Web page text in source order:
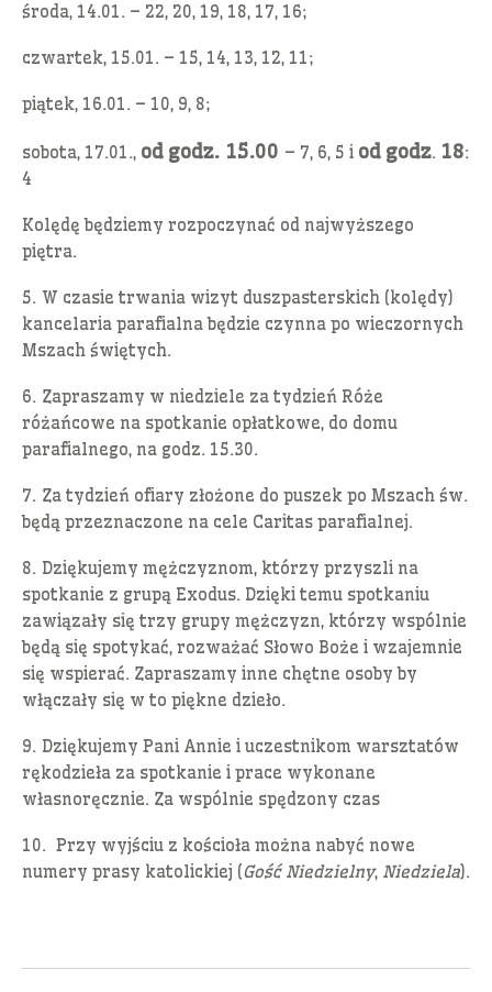
środa, 14.01. – 22, 20, 19, 18, 17, 16;
czwartek, 15.01. – 15, 14, 13, 12, 11;
piątek, 16.01. – 10, 9, 8;
sobota, 17.01., od godz. 15.00 – 7, 6, 5 i od godz. 18:
4
Kolędę będziemy rozpoczynać od najwyższego
piętra.
5. W czasie trwania wizyt duszpasterskich (kolędy)
kancelaria parafialna będzie czynna po wieczornych
Mszach świętych.
6. Zapraszamy w niedziele za tydzień Róże
różańcowe na spotkanie opłatkowe, do domu
parafialnego, na godz. 15.30.
7. Za tydzień ofiary złożone do puszek po Mszach św.
będą przeznaczone na cele Caritas parafialnej.
8. Dziękujemy mężczyznom, którzy przyszli na
spotkanie z grupą Exodus. Dzięki temu spotkaniu
zawiązały się trzy grupy mężczyzn, którzy wspólnie
będą się spotykać, rozważać Słowo Boże i wzajemnie
się wspierać. Zapraszamy inne chętne osoby by
włączały się w to piękne dzieło.
9. Dziękujemy Pani Annie i uczestnikom warsztatów
rękodzieła za spotkanie i prace wykonane
własnoręcznie. Za wspólnie spędzony czas
10. Przy wyjściu z kościoła można nabyć nowe
numery prasy katolickiej (Gość Niedzielny, Niedziela).